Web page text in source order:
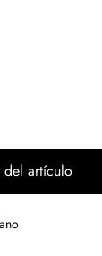
del artículo